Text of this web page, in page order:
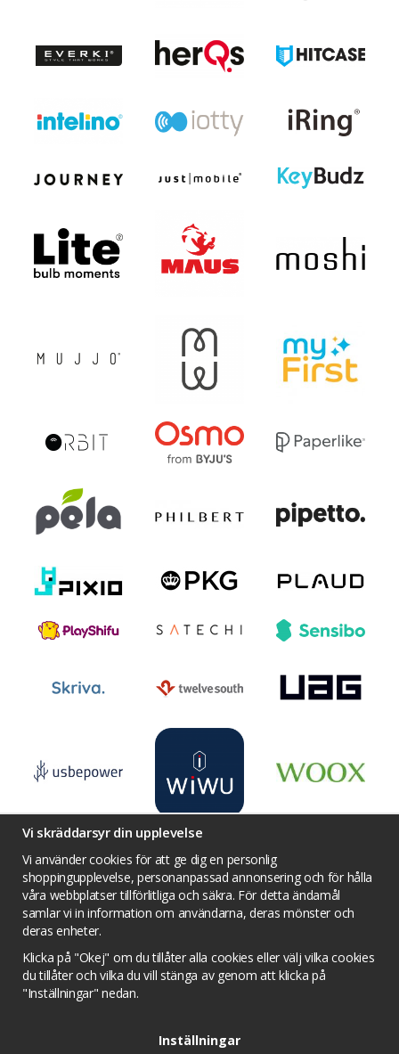
Villkor Kontakta oss
Facebook
Twitter
YouTube
Prisjakt
Integritets sekretesspolicy
Tävlingsvillkor
Om cookies
Cookie inställningar
Vi skräddarsyr din upplevelse
Vi använder cookies för att ge dig en personlig
shoppingupplevelse, personanpassad annonsering och för hålla
våra webbplatser tillförlitliga och säkra. För detta ändamål
samlar vi in information om användarna, deras mönster och
deras enheter.
Klicka på "Okej" om du tillåter alla cookies eller välj vilka cookies
du tillåter och vilka du vill stänga av genom att klicka på
"Inställningar" nedan.
Inställningar